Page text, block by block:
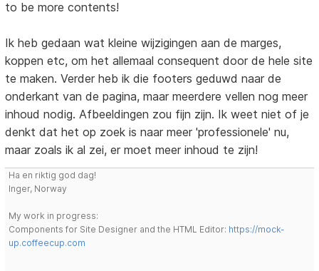
to be more contents!
Ik heb gedaan wat kleine wijzigingen aan de marges,
koppen etc, om het allemaal consequent door de hele site
te maken. Verder heb ik die footers geduwd naar de
onderkant van de pagina, maar meerdere vellen nog meer
inhoud nodig. Afbeeldingen zou fijn zijn. Ik weet niet of je
denkt dat het op zoek is naar meer 'professionele' nu,
maar zoals ik al zei, er moet meer inhoud te zijn!
Ha en riktig god dag!
Inger, Norway
My work in progress:
Components for Site Designer and the HTML Editor: https://mock-
up.coffeecup.com